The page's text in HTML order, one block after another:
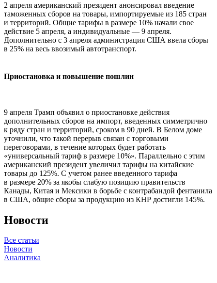
2 апреля американский президент анонсировал введение
таможенных сборов на товары, импортируемые из 185 стран
и территорий. Общие тарифы в размере 10% начали свое
действие 5 апреля, а индивидуальные — 9 апреля.
Дополнительно с 3 апреля администрация США ввела сборы
в 25% на весь ввозимый автотранспорт.
Приостановка и повышение пошлин
9 апреля Трамп объявил о приостановке действия
дополнительных сборов на импорт, введенных симметрично
к ряду стран и территорий, сроком в 90 дней. В Белом доме
уточнили, что такой перерыв связан с торговыми
переговорами, в течение которых будет работать
«универсальный тариф в размере 10%». Параллельно с этим
американский президент увеличил тарифы на китайские
товары до 125%. С учетом ранее введенного тарифа
в размере 20% за якобы слабую позицию правительств
Канады, Китая и Мексики в борьбе с контрабандой фентанила
в США, общие сборы за продукцию из КНР достигли 145%.
Новости
Все статьи
Новости
Аналитика